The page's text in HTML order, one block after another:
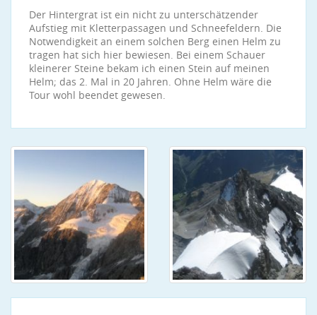
Der Hintergrat ist ein nicht zu unterschätzender
Aufstieg mit Kletterpassagen und Schneefeldern. Die
Notwendigkeit an einem solchen Berg einen Helm zu
tragen hat sich hier bewiesen. Bei einem Schauer
kleinerer Steine bekam ich einen Stein auf meinen
Helm; das 2. Mal in 20 Jahren. Ohne Helm wäre die
Tour wohl beendet gewesen.